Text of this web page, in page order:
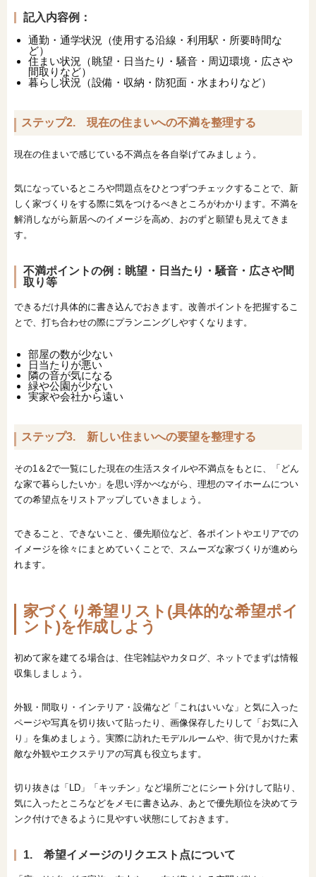
記入内容例：
通勤・通学状況（使用する沿線・利用駅・所要時間な
ど）
住まい状況（眺望・日当たり・騒音・周辺環境・広さや
間取りなど）
暮らし状況（設備・収納・防犯面・水まわりなど）
ステップ2. 現在の住まいへの不満を整理する
現在の住まいで感じている不満点を各自挙げてみましょう。
気になっているところや問題点をひとつずつチェックすることで、新
しく家づくりをする際に気をつけるべきところがわかります。不満を
解消しながら新居へのイメージを高め、おのずと願望も見えてきま
す。
不満ポイントの例：眺望・日当たり・騒音・広さや間
取り等
できるだけ具体的に書き込んでおきます。改善ポイントを把握するこ
とで、打ち合わせの際にプランニングしやすくなります。
部屋の数が少ない
日当たりが悪い
隣の音が気になる
緑や公園が少ない
実家や会社から遠い
ステップ3. 新しい住まいへの要望を整理する
その1＆2で一覧にした現在の生活スタイルや不満点をもとに、「どん
な家で暮らしたいか」を思い浮かべながら、理想のマイホームについ
ての希望点をリストアップしていきましょう。
できること、できないこと、優先順位など、各ポイントやエリアでの
イメージを徐々にまとめていくことで、スムーズな家づくりが進めら
れます。
家づくり希望リスト(具体的な希望ポイ
ント)を作成しよう
初めて家を建てる場合は、住宅雑誌やカタログ、ネットでまずは情報
収集しましょう。
外観・間取り・インテリア・設備など「これはいいな」と気に入った
ページや写真を切り抜いて貼ったり、画像保存したりして「お気に入
り」を集めましょう。実際に訪れたモデルルームや、街で見かけた素
敵な外観やエクステリアの写真も役立ちます。
切り抜きは「LD」「キッチン」など場所ごとにシート分けして貼り、
気に入ったところなどをメモに書き込み、あとで優先順位を決めてラ
ンク付けできるように見やすい状態にしておきます。
1. 希望イメージのリクエスト点について